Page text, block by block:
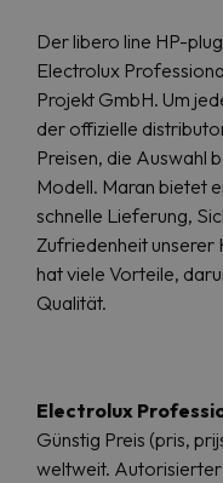
Der libero line HP-
Electrolux
Projekt GmbH. Um
der offizielle
Preisen, die Auswahl
Modell. Maran bietet
schnelle Lieferung,
Zufriedenheit unserer
hat viele Vorteile,
Qualität.
Electrolux
Günstig Preis (pris,
weltweit. Autorisierter